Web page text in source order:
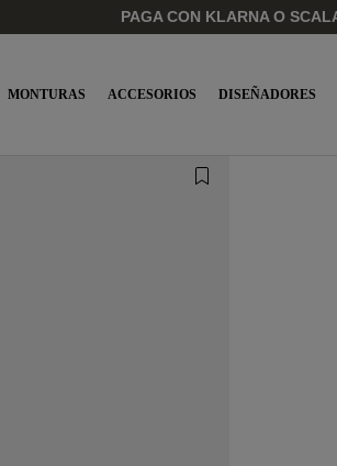
PAGA CON KLARNA O
MONTURAS ACCESORIOS DISEÑADORES